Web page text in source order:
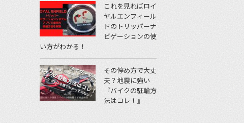
これを見ればロイ
ヤルエンフィール
ドのトリッパーナ
ビゲーションの使
い方がわかる！
その停め方で大丈
夫？地震に強い
『バイクの駐輪方
法はコレ！』